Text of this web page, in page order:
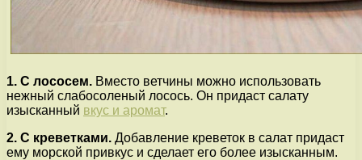
1. С лососем. Вместо ветчины можно использовать
нежный слабосоленый лосось. Он придаст салату
изысканный вкус и аромат.
2. С креветками. Добавление креветок в салат придаст
ему морской привкус и сделает его более изысканным.